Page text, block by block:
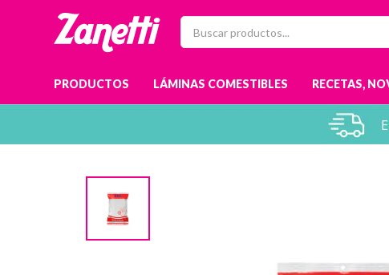
PRODUCTOS LÁMINAS COMESTIBLES RECETAS,